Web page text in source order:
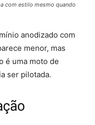
com estilo mesmo quando
anodizado com
menor, mas
é uma moto de
ser pilotada.